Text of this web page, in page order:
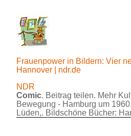
Frauenpower in Bildern: Vier
Hannover | ndr.de
NDR
Comic. Beitrag teilen. Mehr
Bewegung - Hamburg um
Lüden,. Bildschöne Bücher: